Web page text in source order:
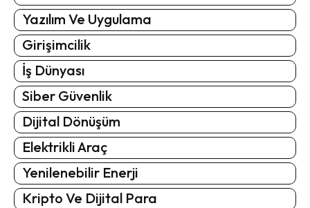
Yazılım Ve Uygulama
Girişimcilik
İş Dünyası
Siber Güvenlik
Dijital Dönüşüm
Elektrikli Araç
Yenilenebilir Enerji
Kripto Ve Dijital Para